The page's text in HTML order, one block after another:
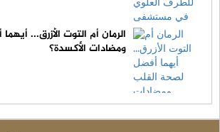
الرمان أم التوت الأزرق...
ومضادات الأكسدة؟